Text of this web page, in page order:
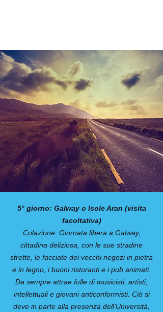
5° giorno: Galway o Isole Aran (visita
facoltativa)
Colazione. Giornata libera a Galway,
cittadina deliziosa, con le sue stradine
strette, le facciate dei vecchi negozi in pietra
e in legno, i buoni ristoranti e i pub animati.
Da sempre attrae folle di musicisti, artisti,
intellettuali e giovani anticonformisti. Ciò si
deve in parte alla presenza dell’Università,